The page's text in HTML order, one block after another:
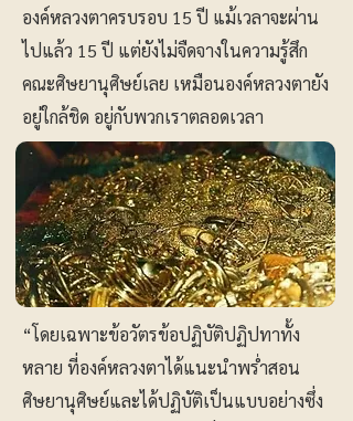
องค์หลวงตาครบรอบ 15 ปี แม้เวลาจะผ่าน
ไปแล้ว 15 ปี แต่ยังไม่จืดจางในความรู้สึก
คณะศิษยานุศิษย์เลย เหมือนองค์หลวงตายัง
อยู่ใกล้ชิด อยู่กับพวกเราตลอดเวลา
“โดยเฉพาะข้อวัตรข้อปฏิบัติปฏิปทาทั้ง
หลาย ที่องค์หลวงตาได้แนะนำพร่ำสอน
ศิษยานุศิษย์และได้ปฏิบัติเป็นแบบอย่างซึ่ง